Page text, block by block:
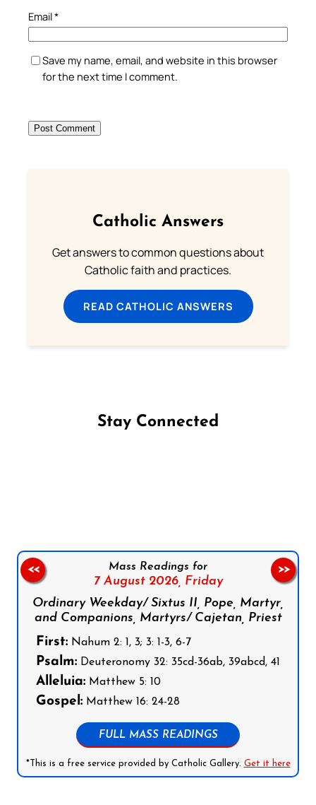
Email*
Save my name, email, and website in this browser
for the next time I comment.
Catholic Answers
Get answers to common questions about
Catholic faith and practices.
READ CATHOLIC ANSWERS
Stay Connected
Mass Readings for
7 August 2026, Friday
Ordinary Weekday/ Sixtus II, Pope, Martyr,
and Companions, Martyrs/ Cajetan, Priest
First: Nahum 2: 1, 3; 3: 1-3, 6-7
Psalm: Deuteronomy 32: 35cd-36ab, 39abcd, 41
Alleluia: Matthew 5: 10
Gospel: Matthew 16: 24-28
FULL MASS READINGS
*This is a free service provided by Catholic Gallery. Get it here
<< >>